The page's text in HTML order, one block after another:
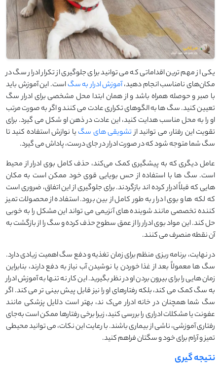
یکی از مهم ‌ترین اقداماتی که می ‌توانید برای جلوگیری از تکرار ادرار سگ در
مکان‌های نامناسب انجام دهید،آموزش ادرار به سگاست. این آموزش باید
با صبر و حوصله همراه باشد و از همان ابتدا محل مشخصی برای ادرار سگ
تعیین کنید. سگ ‌ها به الگوهای تکراری عادت می‌ کنند و اگر به‌ صورت مرتب
او را به محل مناسب هدایت کنید، این عادت در ذهن او شکل می ‌گیرد. برای
تقویت این رفتار، می ‌توانید ازتشویقی های سگیا نوازش استفاده کنید تا
سگ شما متوجه شود که در صورت ادرار در جای درست، پاداش می‌ گیرد.
عامل دیگری که به پیشگیری کمک می‌کند، حذف کامل بوی ادرار از محیط
است. سگ‌ ها با استفاده از حس بویایی قوی خود ممکن است به مکان‌
هایی که قبلاً ادرار کرده ‌اند بازگردند. برای جلوگیری از این اتفاق، ضروری است
که لکه ‌ها و بوی ادرار به ‌طور کامل از بین برود. استفاده از محصولات تمیز
کننده تخصصی مانند شوینده‌ های آنزیمی می ‌تواند این مشکل را به‌ خوبی
حل کند. این مواد بوی ادرار را از عمق سطوح حذف کرده و سگ را از بازگشت به
آن نقطه منصرف می ‌کنند.
در نهایت، برنامه ‌ریزی منظم برای زمان تغذیه و دفع سگ اهمیت زیادی دارد.
سگ‌ ها معمولاً بعد از غذا خوردن یا نوشیدن آب نیاز به دفع دارند، بنابراین
زمان ‌هایی را برای بیرون بردن او در نظر بگیرید. این کار نه تنها به آموزش ادرار
به سگ کمک می ‌کند، بلکه رفتارهای او را نیز قابل پیش ‌بینی ‌تر می ‌کند. اگر
سگ شما همچنان در خانه ادرار می‌ک ند، بهتر است دلایل پزشکی مانند
عفونت یا مشکلات ادراری را بررسی کنید، زیرا برخی رفتارها ممکن است به‌جای
رفتاری آموزشی، ناشی از بیماری باشند. با رعایت این نکات، می‌ توانید محیطی
تمیز و آرام برای خود و سگتان فراهم کنید.
نتیجه گیری